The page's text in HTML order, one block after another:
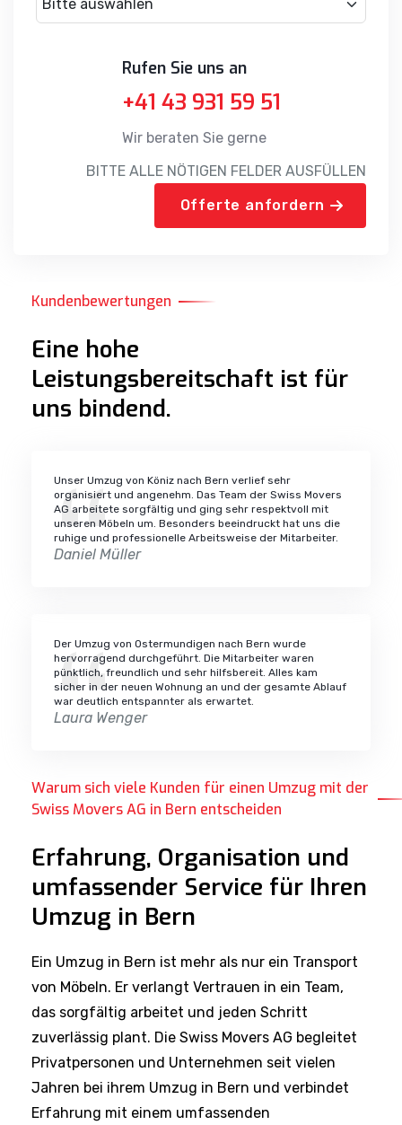
Rufen Sie uns an
+41 43 931 59 51
Wir beraten Sie gerne
BITTE ALLE NÖTIGEN FELDER AUSFÜLLEN
Offerte anfordern
Kundenbewertungen
Eine hohe
Leistungsbereitschaft ist für
uns bindend.
organisiert und angenehm. Das Team der Swiss Movers
AG arbeitete sorgfältig und ging sehr respektvoll mit
unseren Möbeln um. Besonders beeindruckt hat uns die
ruhige und professionelle Arbeitsweise der Mitarbeiter.
Daniel Müller
hervorragend durchgeführt. Die Mitarbeiter waren
pünktlich, freundlich und sehr hilfsbereit. Alles kam
sicher in der neuen Wohnung an und der gesamte Ablauf
war deutlich entspannter als erwartet.
Laura Wenger
Warum sich viele Kunden für einen Umzug mit der
Swiss Movers AG in Bern entscheiden
Erfahrung, Organisation und
umfassender Service für Ihren
Umzug in Bern
Ein Umzug in Bern ist mehr als nur ein Transport
von Möbeln. Er verlangt Vertrauen in ein Team,
das sorgfältig arbeitet und jeden Schritt
zuverlässig plant. Die Swiss Movers AG begleitet
Privatpersonen und Unternehmen seit vielen
Jahren bei ihrem Umzug in Bern und verbindet
Erfahrung mit einem umfassenden